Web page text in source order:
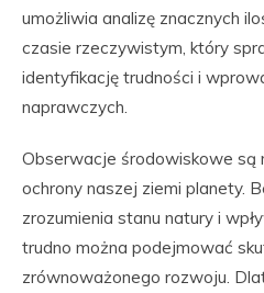
umożliwia analizę znacznych
czasie rzeczywistym, który
identyfikację trudności i
naprawczych.
Obserwacje środowiskowe są
ochrony naszej ziemi planety.
zrozumienia stanu natury i
trudno można podejmować
zrównoważonego rozwoju.